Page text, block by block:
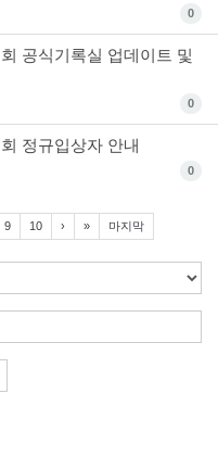
0
공식기록실 업데이트 및
0
정규입상자 안내
0
9 10 › » 마지막